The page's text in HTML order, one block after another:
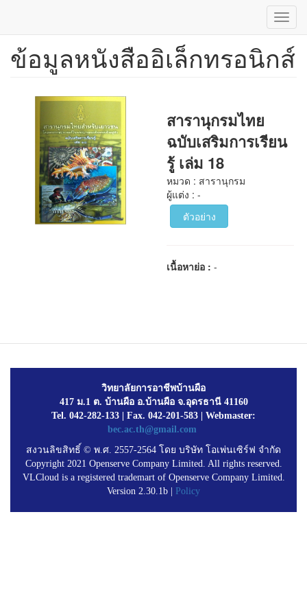
ข้าม
ข้อมูลหนังสืออิเล็กทรอนิกส์
สารานุกรมไทย
ฉบับเสริมการเรียน
รู้ เล่ม 18
หมวด : สารานุกรม
ผู้แต่ง : -
ตัวอย่าง
เนื้อหาย่อ :-
วิทยาลัยการอาชีพบ้านผือ
417 ม.1 ต. บ้านผือ อ.บ้านผือ จ.อุดรธานี 41160
Tel. 042-282-133 | Fax. 042-201-583 | Webmaster:
bec.ac.th@gmail.com
สงวนลิขสิทธิ์ © พ.ศ. 2557-2564 โดย บริษัท โอเพ่นเซิร์ฟ จำกัด
Copyright 2021 Openserve Company Limited. All rights reserved.
VLCloud is a registered trademart of Openserve Company Limited.
Version 2.30.1b | Policy